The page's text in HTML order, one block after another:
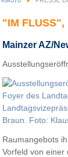
"IM FLUSS",
Mainzer AZ/
Raumangebots
Vorfeld von einer